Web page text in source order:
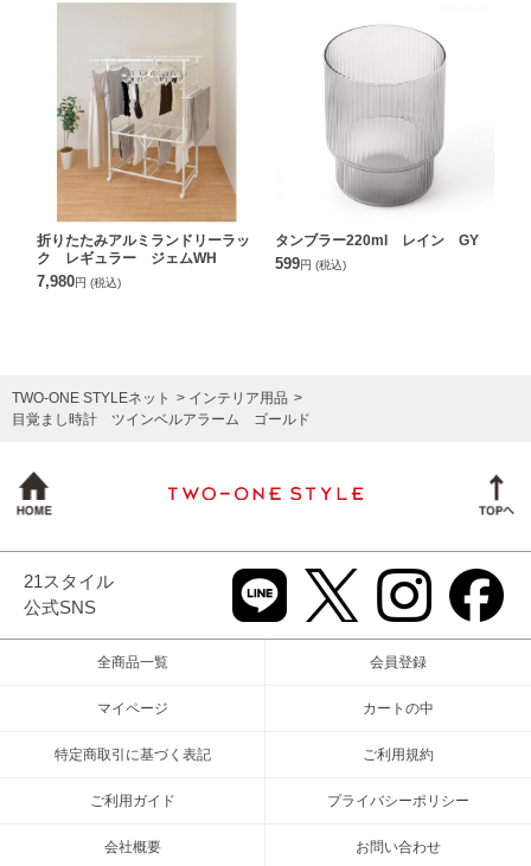
折りたたみアルミランドリーラッ
ク レギュラー ジェムWH
7,980円 (税込)
タンブラー220ml レイン GY
599円 (税込)
TWO-ONE STYLEネット
インテリア用品
目覚まし時計 ツインベルアラーム ゴールド
21スタイル
公式SNS
全商品一覧 会員登録
マイページ カートの中
特定商取引に基づく表記 ご利用規約
ご利用ガイド プライバシーポリシー
会社概要 お問い合わせ